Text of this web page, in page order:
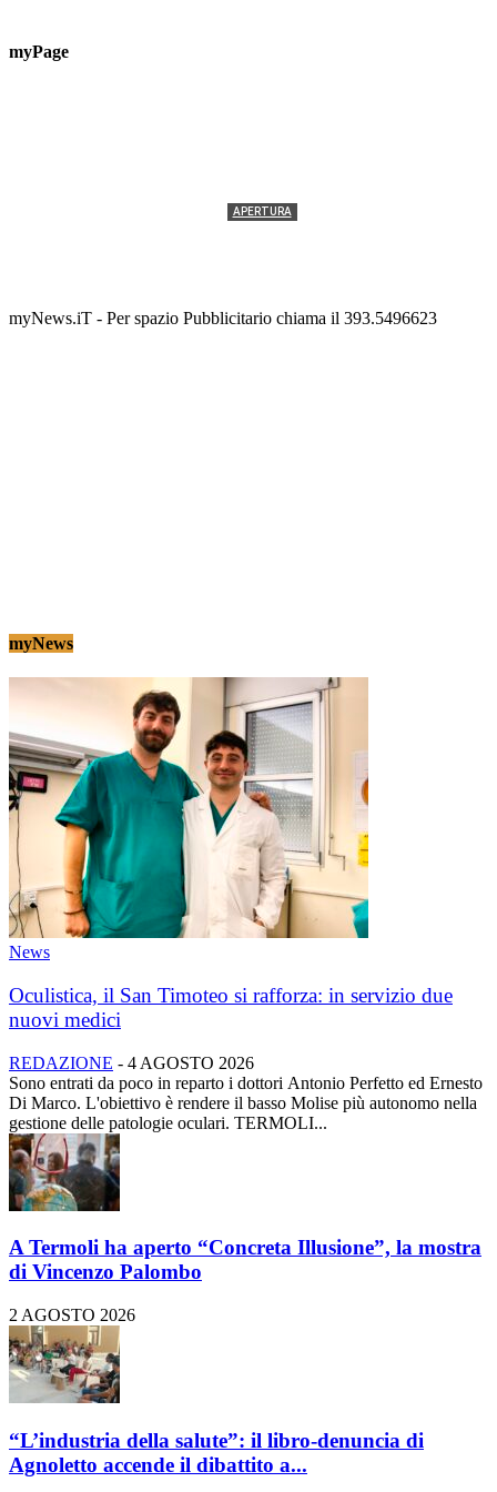
myPage
APERTURA
myNews.iT - Per spazio Pubblicitario chiama il 393.5496623
myNews
News
Oculistica, il San Timoteo si rafforza: in servizio due
nuovi medici
REDAZIONE - 4 AGOSTO 2026
Sono entrati da poco in reparto i dottori Antonio Perfetto ed Ernesto
Di Marco. L'obiettivo è rendere il basso Molise più autonomo nella
gestione delle patologie oculari. TERMOLI...
A Termoli ha aperto “Concreta Illusione”, la mostra
di Vincenzo Palombo
2 AGOSTO 2026
“L’industria della salute”: il libro-denuncia di
Agnoletto accende il dibattito a...